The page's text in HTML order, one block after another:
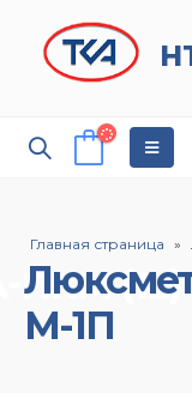
Главная страница »
М-1П